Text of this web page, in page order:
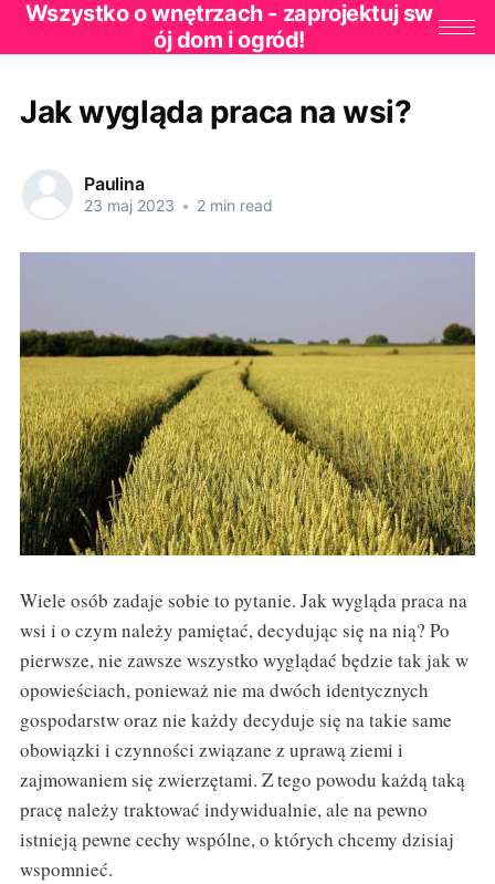
Wszystko o wnętrzach - zaprojektuj sw
ój dom i ogród!
Jak wygląda praca na wsi?
Paulina
23 maj 2023 • 2 min read
Wiele osób zadaje sobie to pytanie. Jak wygląda praca na
wsi i o czym należy pamiętać, decydując się na nią? Po
pierwsze, nie zawsze wszystko wyglądać będzie tak jak w
opowieściach, ponieważ nie ma dwóch identycznych
gospodarstw oraz nie każdy decyduje się na takie same
obowiązki i czynności związane z uprawą ziemi i
zajmowaniem się zwierzętami. Z tego powodu każdą taką
pracę należy traktować indywidualnie, ale na pewno
istnieją pewne cechy wspólne, o których chcemy dzisiaj
wspomnieć.